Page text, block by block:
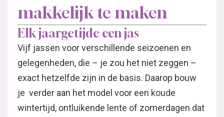
makkelijk te maken
Elk jaargetijde een jas
Vijf jassen voor verschillende seizoenen en
gelegenheden, die – je zou het niet zeggen –
exact hetzelfde zijn in de basis. Daarop bouw
je verder aan het model voor een koude
wintertijd, ontluikende lente of zomerdagen dat